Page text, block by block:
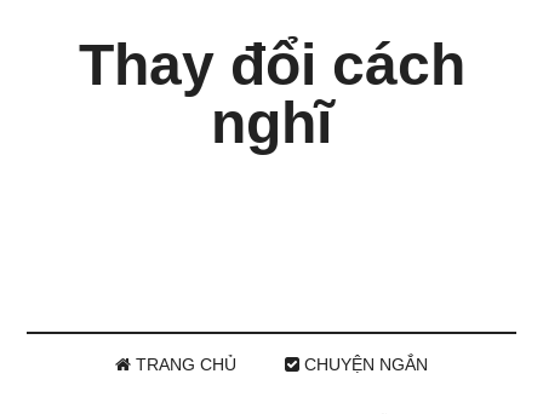
Thay đổi cách
nghĩ
TRANG CHỦ CHUYỆN NGẮN